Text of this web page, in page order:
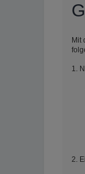
Mit
1.
2.